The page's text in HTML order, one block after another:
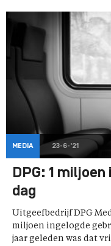
MEDIA 23-6-'21
DPG: 1
dag
Uitgeefbedrijf DPG
miljoen ingelogde
jaar geleden was dat